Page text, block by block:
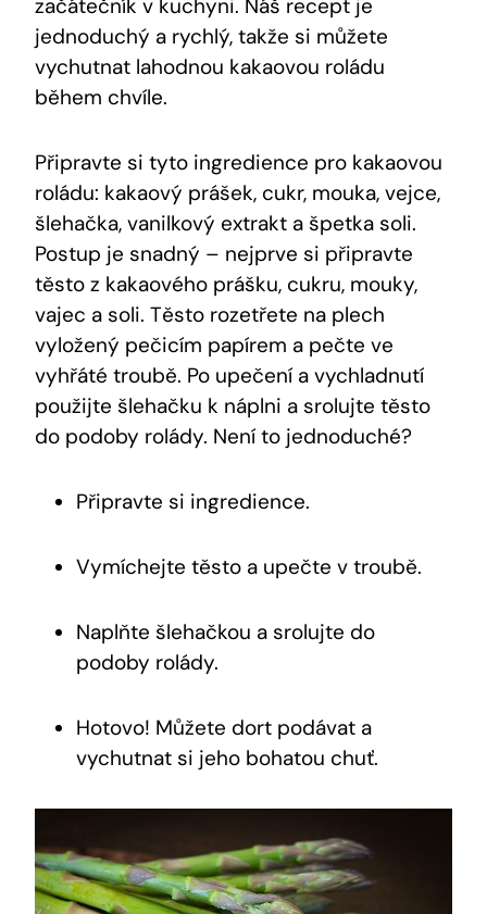
začátečník v kuchyni. Náš recept je
jednoduchý a rychlý, takže si můžete
vychutnat lahodnou kakaovou roládu
během chvíle.
Připravte si tyto ingredience pro kakaovou
roládu: kakaový prášek, cukr, mouka, vejce,
šlehačka, vanilkový extrakt a špetka soli.
Postup je snadný – nejprve si připravte
těsto z kakaového prášku, cukru, mouky,
vajec a soli. Těsto rozetřete na plech
vyložený pečicím papírem a pečte ve
vyhřáté troubě. Po upečení a vychladnutí
použijte šlehačku k náplni a srolujte těsto
do podoby rolády. Není to jednoduché?
Připravte si ingredience.
Vymíchejte těsto a upečte v troubě.
Naplňte šlehačkou a srolujte do
podoby rolády.
Hotovo! Můžete dort podávat a
vychutnat si jeho bohatou chuť.